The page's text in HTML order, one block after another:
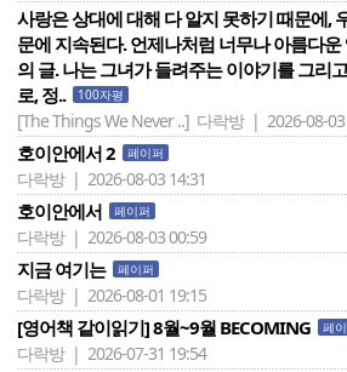
사랑은 상대에 대해 다 알지 못하기 때문에,
문에 지속된다. 언제나처럼 너무나 아름다
의 글. 나는 그녀가 들려주는 이야기를 그리
로, 정..
100자평
[The Things We Never ..] 다락방 | 2026-08-03
호이안에서 2 페이퍼
다락방 | 2026-08-03 14:31
호이안에서 페이퍼
다락방 | 2026-08-03 00:59
지금 여기는 페이퍼
다락방 | 2026-08-01 19:15
[영어책 같이읽기] 8월~9월 BECOMING 페
다락방 | 2026-07-31 19:54